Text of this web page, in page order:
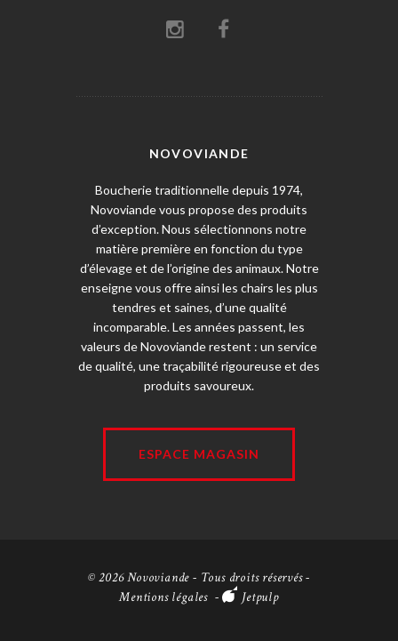
NOVOVIANDE
Boucherie traditionnelle depuis 1974,
Novoviande vous propose des produits
d’exception. Nous sélectionnons notre
matière première en fonction du type
d’élevage et de l’origine des animaux. Notre
enseigne vous offre ainsi les chairs les plus
tendres et saines, d’une qualité
incomparable. Les années passent, les
valeurs de Novoviande restent : un service
de qualité, une traçabilité rigoureuse et des
produits savoureux.
ESPACE MAGASIN
© 2026 Novoviande - Tous droits réservés -
Mentions légales - Jetpulp